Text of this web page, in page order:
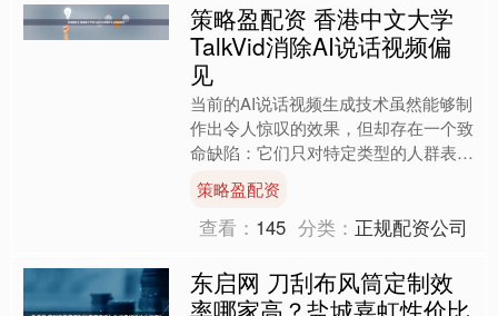
策略盈配资 香港中文大学
TalkVid消除AI说话视频偏
见
当前的AI说话视频生成技术虽然能够制
作出令人惊叹的效果，但却存在一个致
命缺陷：它们只对特定类型的人群表现
良好。就像一个只会做中式料理的厨师
突然被要求制作法国大餐....
策略盈配资
查看： 145 分类： 正规配资公司
东启网 刀刮布风筒定制效